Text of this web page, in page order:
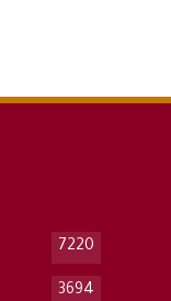
7220
3694